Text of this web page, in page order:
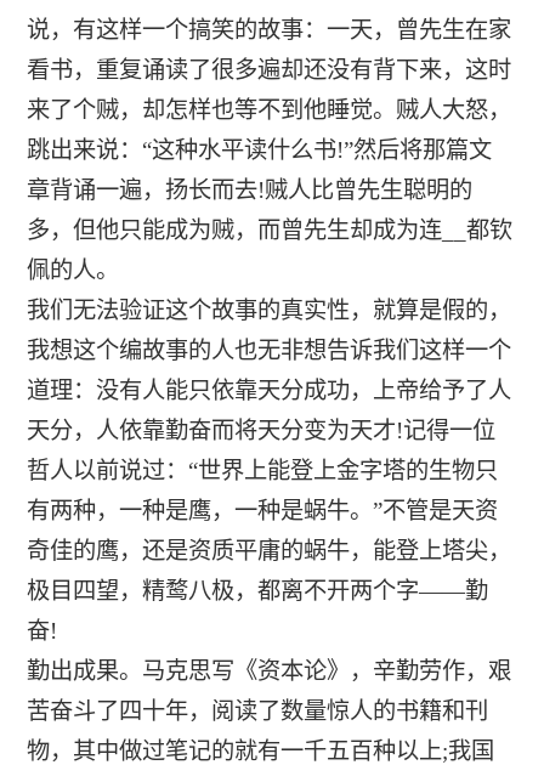
说，有这样一个搞笑的故事：一天，曾先生在家
看书，重复诵读了很多遍却还没有背下来，这时
来了个贼，却怎样也等不到他睡觉。贼人大怒，
跳出来说：“这种水平读什么书!”然后将那篇文
章背诵一遍，扬长而去!贼人比曾先生聪明的
多，但他只能成为贼，而曾先生却成为连__都钦
佩的人。
我们无法验证这个故事的真实性，就算是假的，
我想这个编故事的人也无非想告诉我们这样一个
道理：没有人能只依靠天分成功，上帝给予了人
天分，人依靠勤奋而将天分变为天才!记得一位
哲人以前说过：“世界上能登上金字塔的生物只
有两种，一种是鹰，一种是蜗牛。”不管是天资
奇佳的鹰，还是资质平庸的蜗牛，能登上塔尖，
极目四望，精鹜八极，都离不开两个字——勤
奋!
勤出成果。马克思写《资本论》，辛勤劳作，艰
苦奋斗了四十年，阅读了数量惊人的书籍和刊
物，其中做过笔记的就有一千五百种以上;我国